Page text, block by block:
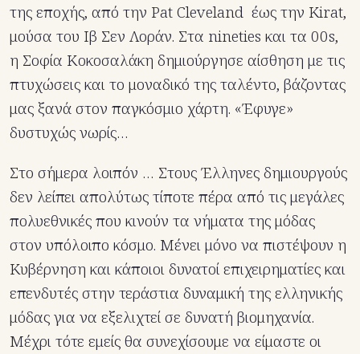
της εποχής, από την Pat Cleveland έως την Kirat,
μούσα του Ιβ Σεν Λοράν. Στα nineties και τα 00s,
η Σοφία Κοκοσαλάκη δημιούργησε αίσθηση με τις
πτυχώσεις και το μοναδικό της ταλέντο, βάζοντας
μας ξανά στον παγκόσμιο χάρτη. «Έφυγε»
δυστυχώς νωρίς…
Στο σήμερα λοιπόν … Στους Έλληνες δημιουργούς
δεν λείπει απολύτως τίποτε πέρα από τις μεγάλες
πολυεθνικές που κινούν τα νήματα της μόδας
στον υπόλοιπο κόσμο. Μένει μόνο να πιστέψουν η
Κυβέρνηση και κάποιοι δυνατοί επιχειρηματίες και
επενδυτές στην τεράστια δυναμική της ελληνικής
μόδας για να εξελιχτεί σε δυνατή βιομηχανία.
Μέχρι τότε εμείς θα συνεχίσουμε να είμαστε οι